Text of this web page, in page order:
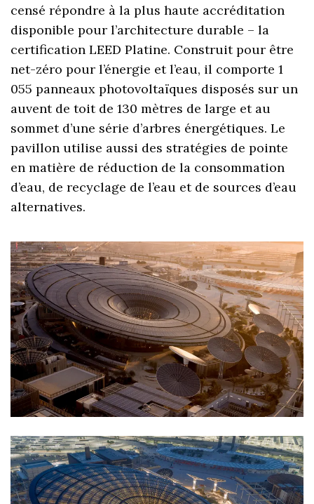
censé répondre à la plus haute accréditation
disponible pour l’architecture durable – la
certification LEED Platine. Construit pour être
net-zéro pour l’énergie et l’eau, il comporte 1
055 panneaux photovoltaïques disposés sur un
auvent de toit de 130 mètres de large et au
sommet d’une série d’arbres énergétiques. Le
pavillon utilise aussi des stratégies de pointe
en matière de réduction de la consommation
d’eau, de recyclage de l’eau et de sources d’eau
alternatives.